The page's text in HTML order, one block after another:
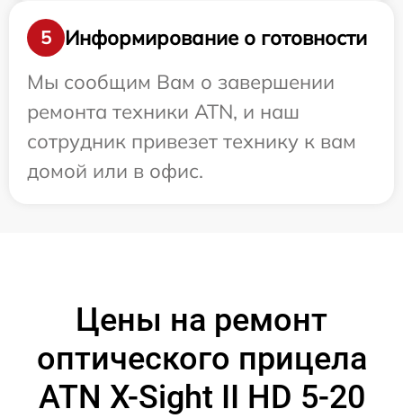
5
Информирование о готовности
Мы сообщим Вам о завершении
ремонта техники ATN, и наш
сотрудник привезет технику к вам
домой или в офис.
Цены на ремонт
оптического прицела
ATN X-Sight II HD 5-20